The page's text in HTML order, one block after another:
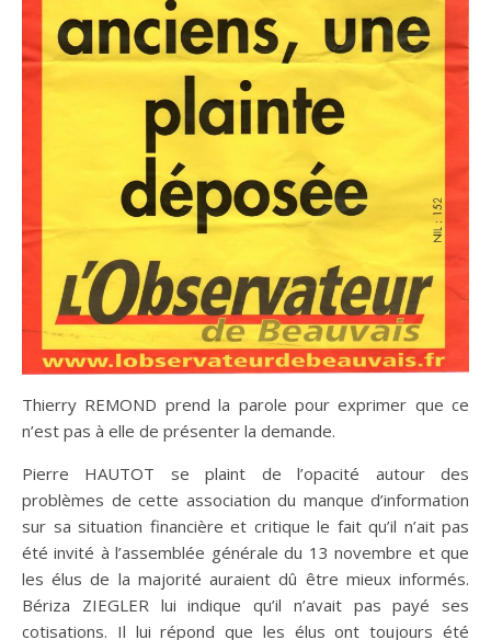
Thierry REMOND prend la parole pour exprimer que ce
n’est pas à elle de présenter la demande.
Pierre HAUTOT se plaint de l’opacité autour des
problèmes de cette association du manque d’information
sur sa situation financière et critique le fait qu’il n’ait pas
été invité à l’assemblée générale du 13 novembre et que
les élus de la majorité auraient dû être mieux informés.
Bériza ZIEGLER lui indique qu’il n’avait pas payé ses
cotisations. Il lui répond que les élus ont toujours été